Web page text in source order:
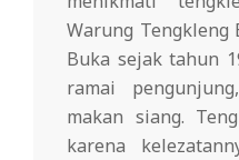
Warung Tengkleng
Buka sejak tahun
ramai
makan siang.
karena